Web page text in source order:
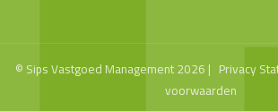
© Sips Vastgoed Management 2026 | Privacy
voorwaarden